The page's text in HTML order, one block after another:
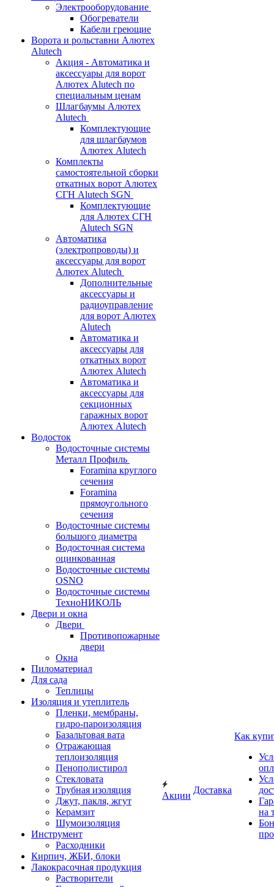
Электрооборудование
Обогреватели
Кабели греющие
Ворота и рольставни Алютех
Alutech
Акция - Автоматика и
аксессуары для ворот
Алютех Alutech по
специальным ценам
Шлагбаумы Алютех
Alutech
Комплектующие
для шлагбаумов
Алютех Alutech
Комплекты
самостоятельной сборки
откатных ворот Алютех
СГН Alutech SGN
Комплектующие
для Алютех СГН
Alutech SGN
Автоматика
(электропроводы) и
аксессуары для ворот
Алютех Alutech
Дополнительные
аксессуары и
радиоуправление
для ворот Алютех
Alutech
Автоматика и
аксессуары для
откатных ворот
Алютех Alutech
Автоматика и
аксессуары для
секционных
гаражных ворот
Алютех Alutech
Водосток
Водосточные системы
Металл Профиль
Foramina круглого
сечения
Foramina
прямоугольного
сечения
Водосточные системы
большого диаметра
Водосточная система
оцинкованная
Водосточные системы
OSNO
Водосточные системы
ТехноНИКОЛЬ
Двери и окна
Двери
Противопожарные
двери
Окна
Пиломатериал
Для сада
Теплицы
Изоляция и утеплитель
Пленки, мембраны,
гидро-пароизоляция
Базальтовая вата
Отражающая
теплоизоляция
Пенополистирол
Стекловата
Трубная изоляция
Джут, пакля, жгут
Керамзит
Шумоизоляция
Инструмент
Расходники
Кирпич, ЖБИ, блоки
Лакокрасочная продукция
Растворители
Акции
Доставка
Как
на